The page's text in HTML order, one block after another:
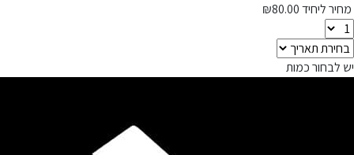
מחיר ליחיד ₪80.00
יש לבחור כמות